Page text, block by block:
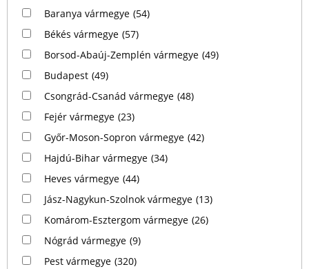
Baranya vármegye (54)
Békés vármegye (57)
Borsod-Abaúj-Zemplén vármegye (49)
Budapest (49)
Csongrád-Csanád vármegye (48)
Fejér vármegye (23)
Győr-Moson-Sopron vármegye (42)
Hajdú-Bihar vármegye (34)
Heves vármegye (44)
Jász-Nagykun-Szolnok vármegye (13)
Komárom-Esztergom vármegye (26)
Nógrád vármegye (9)
Pest vármegye (320)